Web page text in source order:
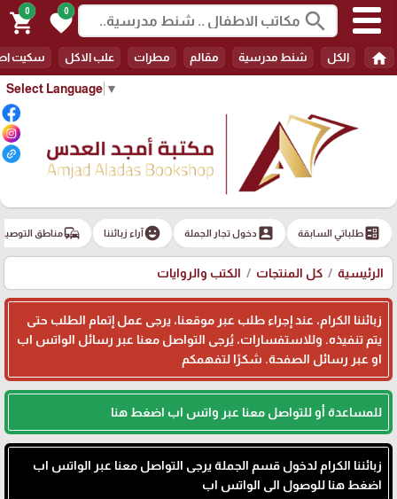
Select Language ▼
search
0
favorite
0
shopping_cart
home الكل شنط مدرسية مقالم مطرات علب الاكل سكيت
ballotطلباتي السابقة account_boxدخول تجار الجملة emoji_emotionsآراء زبائننا commuteمناطق
الرئيسية كل المنتجات الكتب والروايات
زبائننا الكرام، عند إجراء طلب عبر موقعنا، يرجى عمل إتمام الطلب حتى
يتم تنفيذه. وللاستفسارات، يُرجى التواصل معنا عبر رسائل الواتس اب
او عبر رسائل الصفحة. شكرًا لتفهمكم
للمساعدة أو للتواصل معنا عبر واتس اب اضغط هنا
زبائننا الكرام لدخول قسم الجملة يرجى التواصل معنا عبر الواتس اب
اضغط هنا للوصول الى الواتس اب